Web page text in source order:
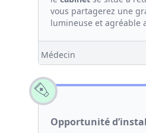
vous partagerez une
lumineuse et agréable
Médecin
Opportunité